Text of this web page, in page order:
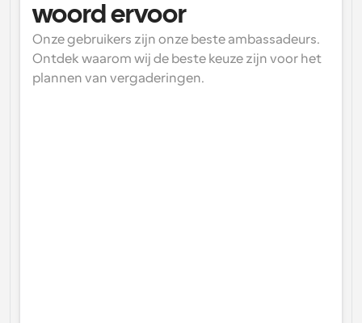
woord ervoor
Onze gebruikers zijn onze beste ambassadeurs.
Ontdek waarom wij de beste keuze zijn voor het
plannen van vergaderingen.